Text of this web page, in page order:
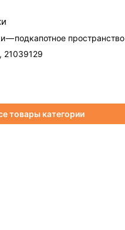
—подкапотное пространство
21039129
товары категории